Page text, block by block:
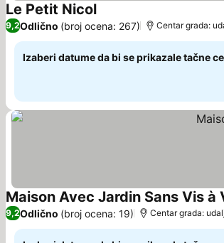
Le Petit NicolPogledaj cene
9,2Odlično (broj ocena: 267) Centar grada:
Izaberi datume da bi se prikazale tačne
Maison Avec Jardin Sans Vis à
9,2Odlično (broj ocena: 19) Centar grada: